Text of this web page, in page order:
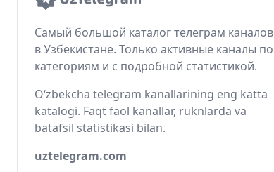
Самый большой каталог телеграм каналов
в Узбекистане. Только активные каналы по
категориям и с подробной статистикой.
O‘zbekcha telegram kanallarining eng katta
katalogi. Faqt faol kanallar, ruknlarda va
batafsil statistikasi bilan.
uztelegram.com